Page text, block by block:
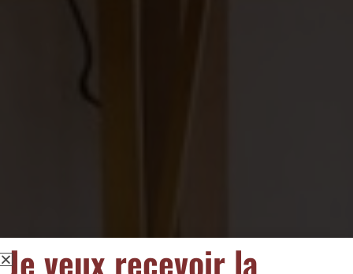
Je veux recevoir la